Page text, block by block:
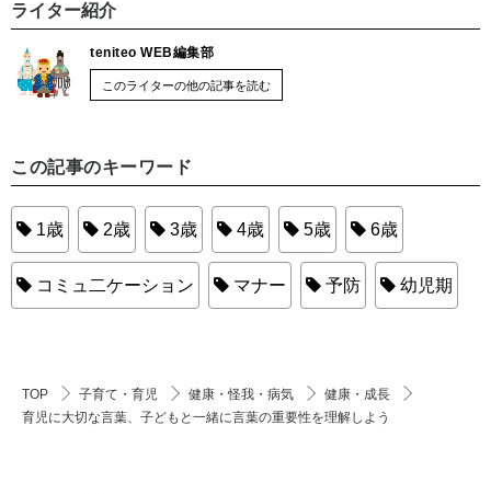
ライター紹介
teniteo WEB編集部
このライターの他の記事を読む
この記事のキーワード
1歳 2歳 3歳 4歳 5歳 6歳
コミュ二ケーション マナー 予防 幼児期
TOP 子育て・育児 健康・怪我・病気
健康・成長
育児に大切な言葉、子どもと一緒に言葉の重要性を理解しよう